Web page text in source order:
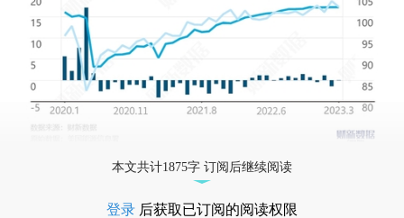
本文共计1875字 订阅后继续阅读
登录 后获取已订阅的阅读权限